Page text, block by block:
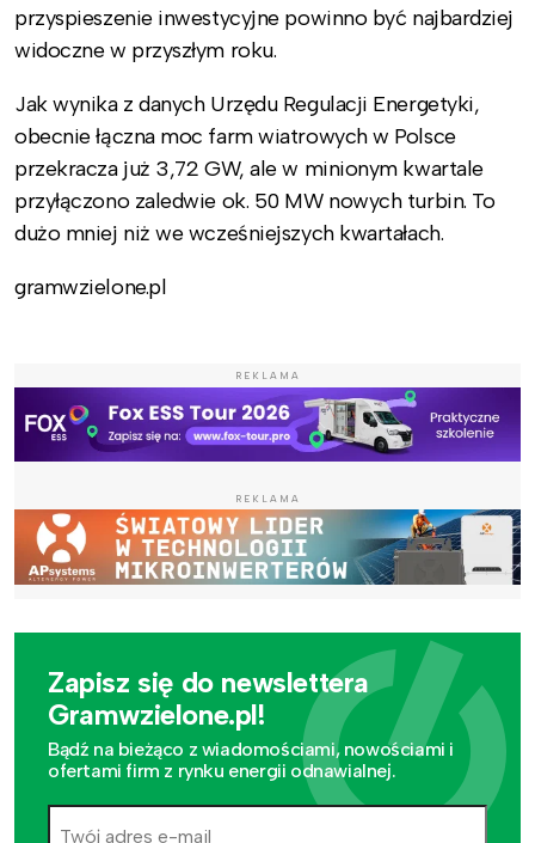
przyspieszenie inwestycyjne powinno być najbardziej
widoczne w przyszłym roku.
Jak wynika z danych Urzędu Regulacji Energetyki,
obecnie łączna moc farm wiatrowych w Polsce
przekracza już 3,72 GW, ale w minionym kwartale
przyłączono zaledwie ok. 50 MW nowych turbin. To
dużo mniej niż we wcześniejszych kwartałach.
gramwzielone.pl
REKLAMA
REKLAMA
Zapisz się do newslettera
Gramwzielone.pl!
Bądź na bieżąco z wiadomościami, nowościami i
ofertami firm z rynku energii odnawialnej.